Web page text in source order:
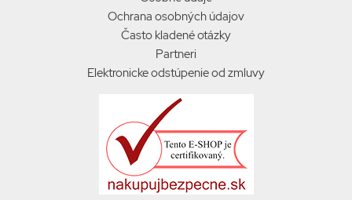
Ochrana osobných údajov
Často kladené otázky
Partneri
Elektronicke odstúpenie od zmluvy